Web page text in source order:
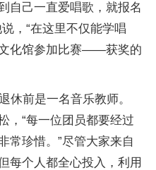
自己一直爱唱歌，就报名
，“在这里不仅能学唱
化馆参加比赛——获奖的
休前是一名音乐教师。
，“每一位团员都要经过
常珍惜。”尽管大家来自
每个人都全心投入，利用